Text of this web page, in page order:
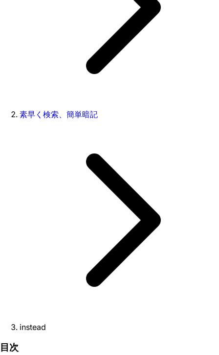
素早く検索、簡単暗記
instead
目次